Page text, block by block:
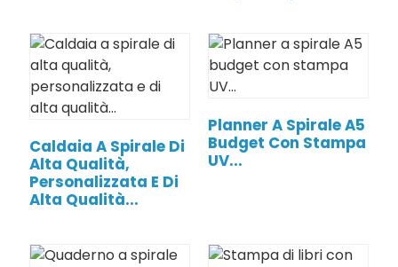
Caldaia A Spirale Di
Alta Qualità,
Personalizzata E Di
Alta Qualità...
Planner A Spirale A5
Budget Con Stampa
UV...